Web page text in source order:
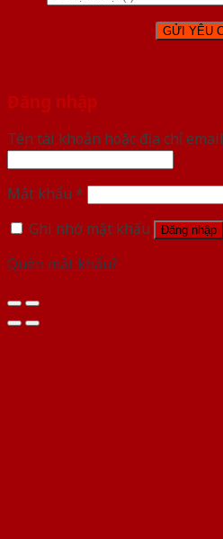
Đăng nhập
Tên tài khoản hoặc địa chỉ email
Mật khẩu *
Ghi nhớ mật khẩu
Đăng nhập
Quên mật khẩu?